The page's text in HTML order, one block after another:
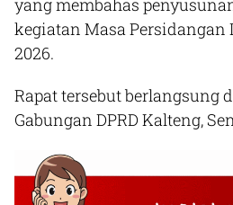
kegiatan Masa Persidangan
2026.
Rapat tersebut berlangsung
Gabungan DPRD Kalteng,